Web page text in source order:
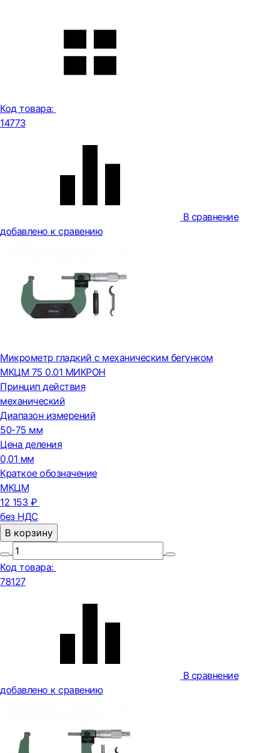
Код товара:
14773
В сравнение
добавлено к сравению
Микрометр гладкий с механическим бегунком
МКЦМ 75 0.01 МИКРОН
Принцип действия
механический
Диапазон измерений
50-75 мм
Цена деления
0,01 мм
Краткое обозначение
МКЦМ
12 153 ₽
без НДС
В корзину
Код товара:
78127
В сравнение
добавлено к сравению